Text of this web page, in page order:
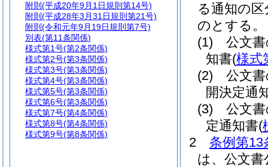
る通知の
のとする。
(1)
公文
知書(様式
(2)
公文
開決定通
(3)
公文
定通知書(
2
条例第13
は、公文書
附則 (平成20年9月1日規則第14号)
附則 (平成28年3月31日規則第21号)
附則 (令和元年9月19日規則第7号)
別表(第11条関係)
様式第1号(第2条関係)
様式第2号(第3条関係)
様式第3号(第3条関係)
様式第4号(第3条関係)
様式第5号(第3条関係)
様式第6号(第3条関係)
様式第7号(第4条関係)
様式第8号(第4条関係)
様式第9号(第8条関係)